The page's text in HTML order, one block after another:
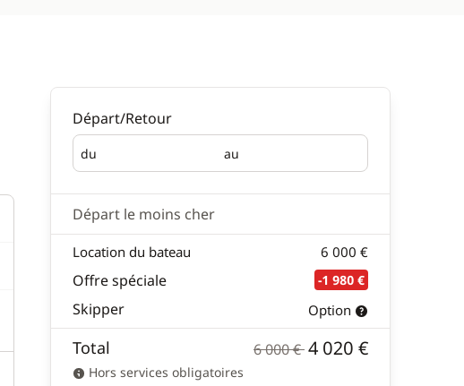
Départ/Retour
du
Départ au
Retour
Départ le moins cher
Location du bateau 6 000 €
Offre spéciale -1 980 €
Skipper Option
Total 6 000 €4 020 €
Hors services obligatoires